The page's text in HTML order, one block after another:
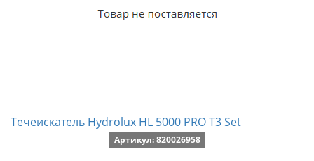
Течеискатель Hydrolux HL 5000 PRO T3 Set
Артикул: 820026958